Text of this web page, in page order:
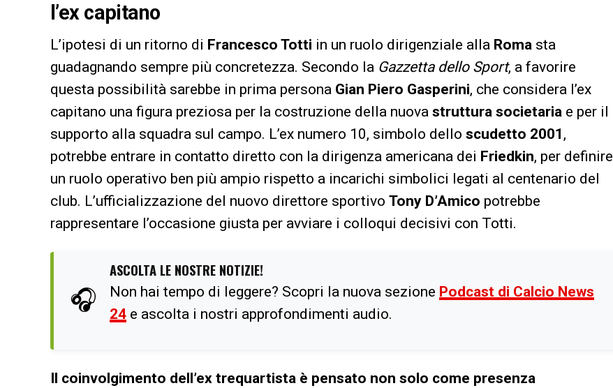
l’ex capitano
L’ipotesi di un ritorno di Francesco Totti in un ruolo dirigenziale alla Roma sta
guadagnando sempre più concretezza. Secondo la Gazzetta dello Sport, a favorire
questa possibilità sarebbe in prima persona Gian Piero Gasperini, che considera l’ex
capitano una figura preziosa per la costruzione della nuova struttura societaria e per il
supporto alla squadra sul campo. L’ex numero 10, simbolo dello scudetto 2001 ,
potrebbe entrare in contatto diretto con la dirigenza americana dei Friedkin, per definire
un ruolo operativo ben più ampio rispetto a incarichi simbolici legati al centenario del
club. L’ufficializzazione del nuovo direttore sportivo Tony D’Amico potrebbe
rappresentare l’occasione giusta per avviare i colloqui decisivi con Totti.
🎧
ASCOLTA LE NOSTRE NOTIZIE!
Non hai tempo di leggere? Scopri la nuova sezione Podcast di Calcio News
24 e ascolta i nostri approfondimenti audio.
Il coinvolgimento dell’ex trequartista è pensato non solo come presenza